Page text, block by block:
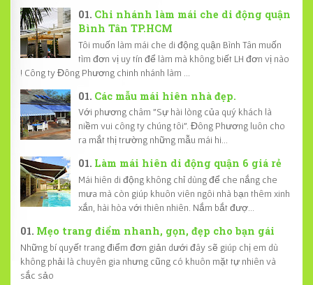
Chi nhánh làm mái che di động quận
Bình Tân TP.HCM
Tôi muốn làm mái che di động quận Bình Tân muốn
tìm đơn vị uy tín để làm mà không biết LH đơn vị nào
! Công ty Đông Phương chinh nhánh làm ...
Các mẫu mái hiên nhà đẹp.
Với phương châm "Sự hài lòng của quý khách là
niềm vui công ty chúng tôi". Đông Phương luôn cho
ra mắt thị trường những mẫu mái hi...
Làm mái hiên di động quận 6 giá rẻ
Mái hiên di động không chỉ dùng để che nắng che
mưa mà còn giúp khuôn viên ngôi nhà bạn thêm xinh
xắn, hài hòa với thiên nhiên. Nắm bắt đượ...
Mẹo trang điểm nhanh, gọn, đẹp cho bạn gái
Những bí quyết trang điểm đơn giản dưới đây sẽ giúp chị em dù
không phải là chuyên gia nhưng cũng có khuôn mặt tự nhiên và
sắc sảo